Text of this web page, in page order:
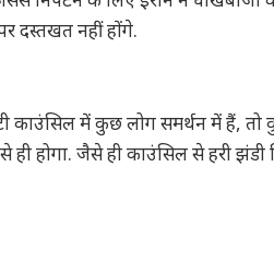
दस्तखत नहीं होंगे.
काउंसिल में कुछ लोग समर्थन में हैं, तो
होगा. जैसे ही काउंसिल से हरी झंडी